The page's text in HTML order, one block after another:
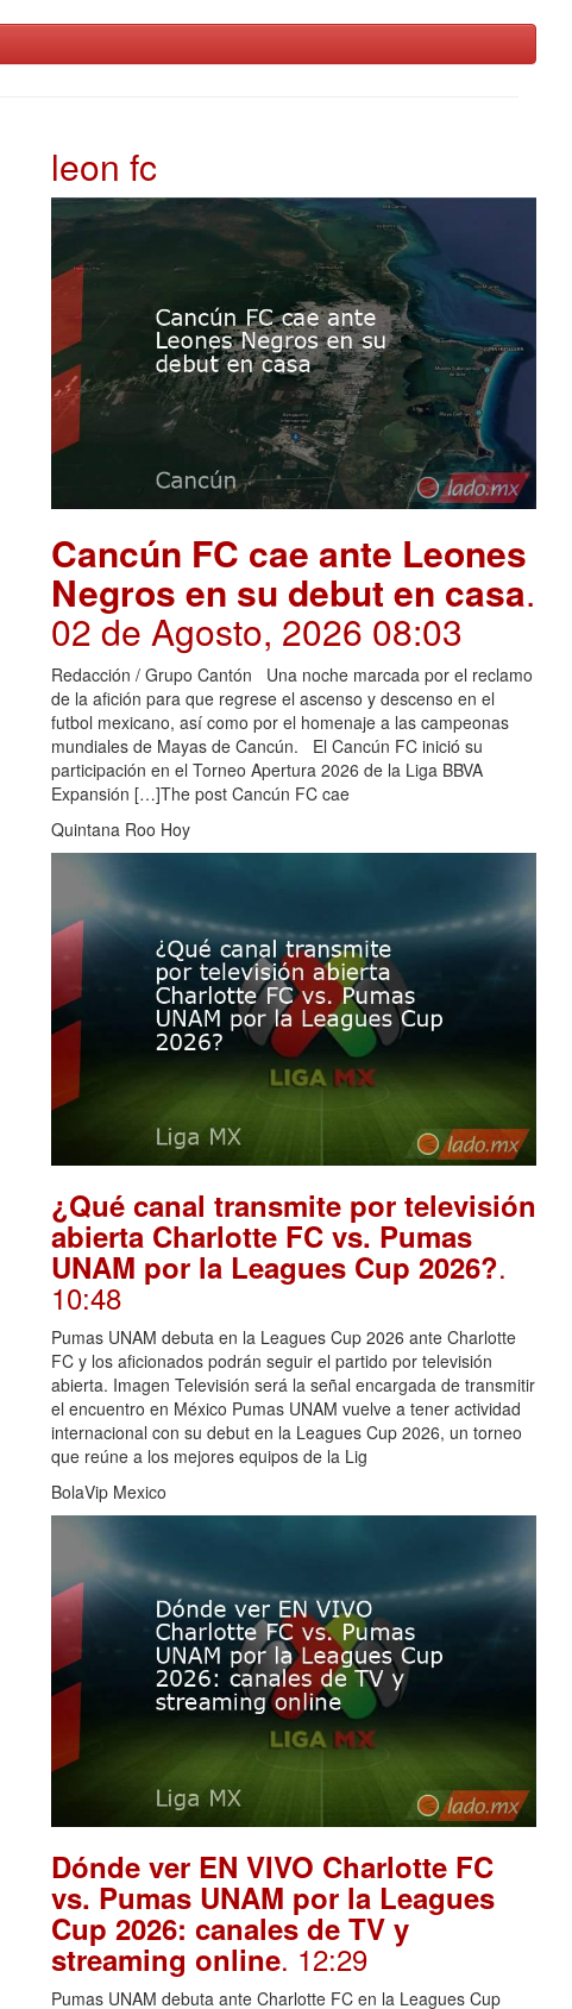
leon fc
Cancún FC cae ante Leones
Negros en su debut en casa.
02 de Agosto, 2026 08:03
Redacción / Grupo Cantón Una noche marcada por el reclamo
de la afición para que regrese el ascenso y descenso en el
futbol mexicano, así como por el homenaje a las campeonas
mundiales de Mayas de Cancún. El Cancún FC inició su
participación en el Torneo Apertura 2026 de la Liga BBVA
Expansión […]The post Cancún FC cae
Quintana Roo Hoy
¿Qué canal transmite por televisión
abierta Charlotte FC vs. Pumas
UNAM por la Leagues Cup 2026?.
10:48
Pumas UNAM debuta en la Leagues Cup 2026 ante Charlotte
FC y los aficionados podrán seguir el partido por televisión
abierta. Imagen Televisión será la señal encargada de transmitir
el encuentro en México Pumas UNAM vuelve a tener actividad
internacional con su debut en la Leagues Cup 2026, un torneo
que reúne a los mejores equipos de la Lig
BolaVip Mexico
Dónde ver EN VIVO Charlotte FC
vs. Pumas UNAM por la Leagues
Cup 2026: canales de TV y
streaming online. 12:29
Pumas UNAM debuta ante Charlotte FC en la Leagues Cup